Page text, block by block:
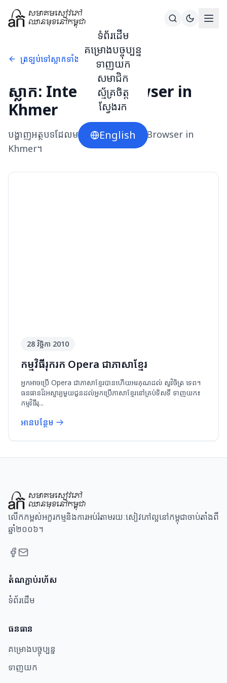
ទំព័រដើម
គម្រោងបច្ចុប្បន្ន
ទាញយក
សមាជិក
ស្ម័គ្រចិត្ត
ស្វែងរក
English
ត្រឡប់ទៅស្លាកទាំងអស់
ស្លាក: Internet Browser in
Khmer
បង្ហាញអត្ថបទដែលមានស្លាកInternet Browser in
Khmer។
28 វិច្ឆិកា 2010
កម្មវិធីរុករក Opera ជាភាសាខ្មែរ
​អ្នក​អាច​ប្រើ Opera ជាភាសាខ្មែរ​បាន​ហើយ​អរគុណ​ដល់ សូវិចិត្រ ទេព។
ធនធាន​ដ៏​អស្ចារ្យ​មួយ​ជូន​ដល់​អ្នកប្រើ​ភាសាខ្មែរ​នៅ​គ្រប់​ទិសទី ទាញយក៖
កម្មវិធី​រុ...
អានបន្ថែម
លើកកម្ពស់អក្ខរកម្មនិងការអប់រំតាមរយៈសៀវភៅល្អនៅកម្ពុជាចាប់តាំងពី
ឆ្នាំ២០០៦។
តំណភ្ជាប់រហ័ស
ទំព័រដើម
ធនធាន​
គម្រោងបច្ចុប្បន្ន
ទាញយក